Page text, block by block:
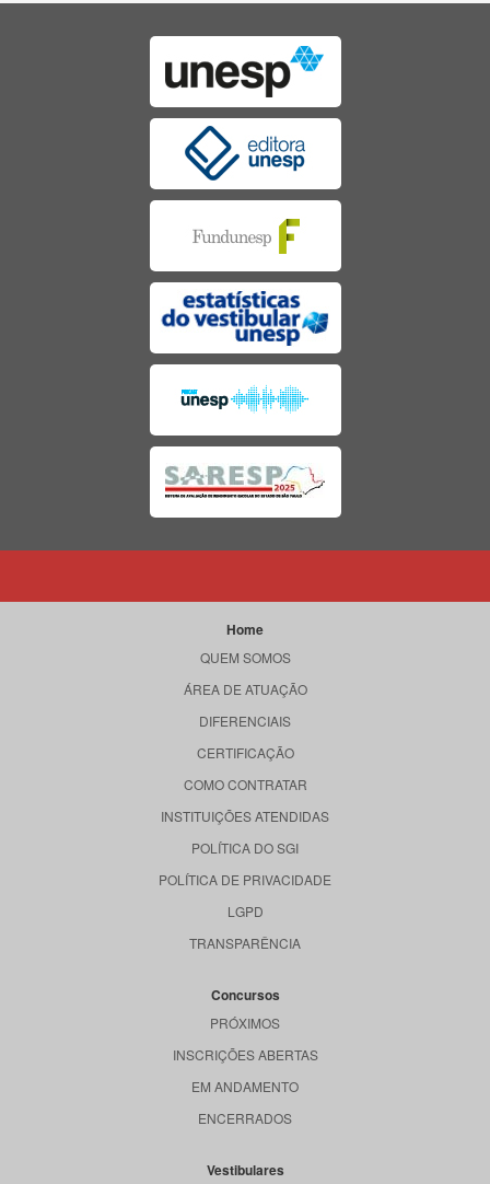
Home
QUEM SOMOS
ÁREA DE ATUAÇÃO
DIFERENCIAIS
CERTIFICAÇÃO
COMO CONTRATAR
INSTITUIÇÕES ATENDIDAS
POLÍTICA DO SGI
POLÍTICA DE PRIVACIDADE
LGPD
TRANSPARÊNCIA
Concursos
PRÓXIMOS
INSCRIÇÕES ABERTAS
EM ANDAMENTO
ENCERRADOS
Vestibulares